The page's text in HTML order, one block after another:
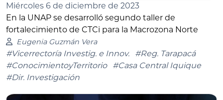
Miércoles 6 de diciembre de 2023
En la UNAP se desarrolló segundo taller de
fortalecimiento de CTCi para la Macrozona Norte
Eugenia Guzmán Vera
#Vicerrectoría Investig. e Innov.
#Reg. Tarapacá
#ConocimientoyTerritorio
#Casa Central Iquique
#Dir. Investigación